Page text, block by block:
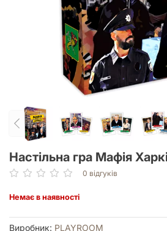
Настільна гра Мафія
0 відгуків
Немає в наявності
Виробник: PLAYROOM